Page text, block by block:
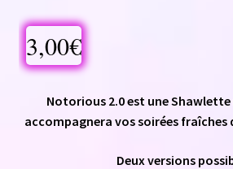
3,00€
Notorious 2.0 est une
accompagnera vos soirées fraîches
Deux versions